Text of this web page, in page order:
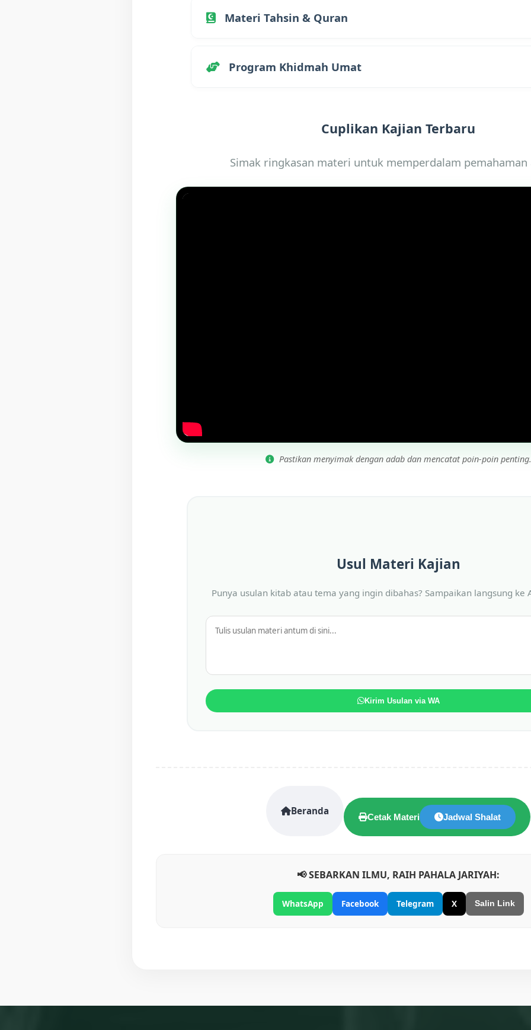
Kajian rutin dilaksanakan setiap hari
Materi Tahsin & Quran
Khusus Ikhwan yang ingin memperbaiki bacaan Al-Qur'an,
dibuka setiap hari Selasa pukul 20.00 WIB. Menggunakan
Program Khidmah Umat
seperti santunan, kerja bakti lingkungan, dan bantuan tanggap
Cuplikan Kajian Terbaru
Simak ringkasan materi untuk memperdalam
Pastikan menyimak dengan adab dan mencatat poin-poin penting.
Usul Materi Kajian
Punya usulan kitab atau tema yang ingin dibahas? Sampaikan langsung ke
Kirim Usulan via WA
Beranda
Cetak Materi Jadwal Shalat
📢 SEBARKAN ILMU, RAIH PAHALA JARIYAH:
WhatsApp Facebook Telegram X Salin Link